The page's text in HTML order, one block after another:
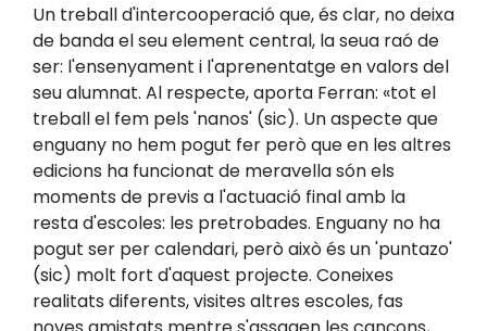
Un treball d'intercooperació que, és clar, no deixa
de banda el seu element central, la seua raó de
ser: l'ensenyament i l'aprenentatge en valors del
seu alumnat. Al respecte, aporta Ferran: «tot el
treball el fem pels 'nanos' (sic). Un aspecte que
enguany no hem pogut fer però que en les altres
edicions ha funcionat de meravella són els
moments de previs a l'actuació final amb la
resta d'escoles: les pretrobades. Enguany no ha
pogut ser per calendari, però això és un 'puntazo'
(sic) molt fort d'aquest projecte. Coneixes
realitats diferents, visites altres escoles, fas